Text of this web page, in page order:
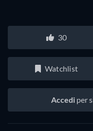
30
Watchlist
Accedi per